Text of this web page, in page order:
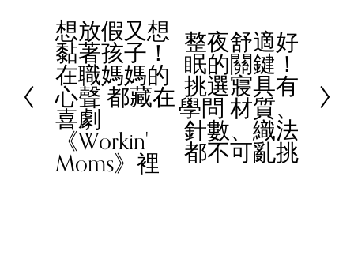
P
r
e
v
i
u
想放假又想
黏著孩子！
在職媽媽的
心聲 都藏在
喜劇
《Workin'
Moms》裡
N
t
整夜舒適好
眠的關鍵！
挑選寢具有
學問 材質、
針數、織法
都不可亂挑